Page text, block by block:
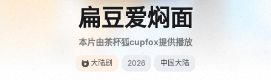
扁豆爱焖面
本片由茶杯狐cupfox提供播放
大陆剧 2026 中国大陆